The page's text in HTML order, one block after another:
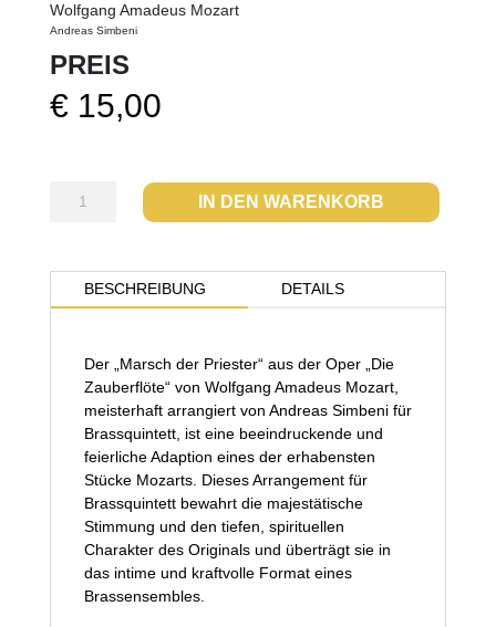
Wolfgang Amadeus Mozart
Andreas Simbeni
PREIS
€15,00
Marsch
IN DEN WARENKORB
BESCHREIBUNG DETAILS
Der „Marsch der Priester“ aus der Oper „Die
Zauberflöte“ von Wolfgang Amadeus Mozart,
meisterhaft arrangiert von Andreas Simbeni für
Brassquintett, ist eine beeindruckende und
feierliche Adaption eines der erhabensten
Stücke Mozarts. Dieses Arrangement für
Brassquintett bewahrt die majestätische
Stimmung und den tiefen, spirituellen
Charakter des Originals und überträgt sie in
das intime und kraftvolle Format eines
Brassensembles.